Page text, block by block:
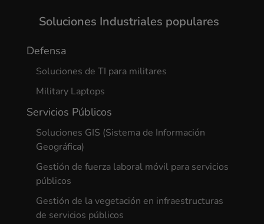
Soluciones Industriales populares
Defensa
Soluciones de TI para militares
Military Laptops
Servicios Públicos
Soluciones GIS (Sistema de Información
Geográfica)
Gestión de fuerza laboral móvil para servicios
públicos
Gestión de la vegetación en infraestructuras
de servicios públicos